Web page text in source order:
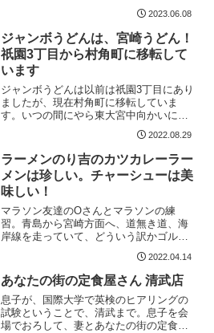
注意が必要です。どちらも美味しいです
けどね。ニューとん基本情報ニューとん
都城市宮丸町３０９４−５...
2023.06.08
ジャンボうどんは、宮崎うどん！
祇園3丁目から村角町に移転して
います
ジャンボうどんは以前は祇園3丁目にあり
ましたが、現在村角町に移転していま
す。いつの間にやら東大宮中向かいに移
転したジャンボうどんに開店早々突撃
ヌ…今日と明日の2日間は特別価格メニュ
ーだそうな🤔 pic.twitter.com/BEHjoXK...
2022.08.29
ラーメンのり吉のカツカレーラー
メンは珍しい。チャーシューは美
味しい！
マラソン友達のOさんとマラソンの練
習。青島から宮崎方面へ、道無き道、海
岸線を走っていて、どういう訳かゴルフ
場で迷子になってしまい、その後、ゴル
フ場を抜けることが出来ましたが、空港
で彼がギブアップ。お昼ごはんを食べよ
うと、のり吉に行きました。...
2022.04.14
あなたの街の定食屋さん 清武店
息子が、国際大学で英検のヒアリングの
試験ということで、清武まで。息子を会
場でおろして、妻とあなたの街の定食屋